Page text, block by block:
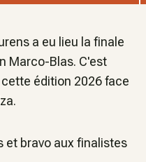
a eu lieu la finale
Marco-Blas. C'est
édition 2026 face
et bravo aux finalistes